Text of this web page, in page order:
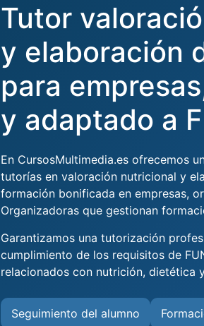
Tutor
y elaboración
para
y adaptado a
En CursosMultimedia.es ofrecemos
tutorías en valoración nutricional y
formación bonificada en empresas,
Organizadoras que gestionan
Garantizamos una tutorización
cumplimiento de los requisitos de
relacionados con nutrición, dietética
Seguimiento del alumno